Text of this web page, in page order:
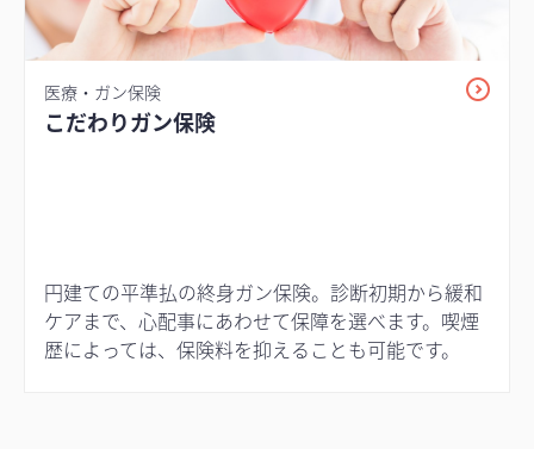
医療・ガン保険
こだわりガン保険
円建ての平準払の終身ガン保険。診断初期から緩和
ケアまで、心配事にあわせて保障を選べます。喫煙
歴によっては、保険料を抑えることも可能です。